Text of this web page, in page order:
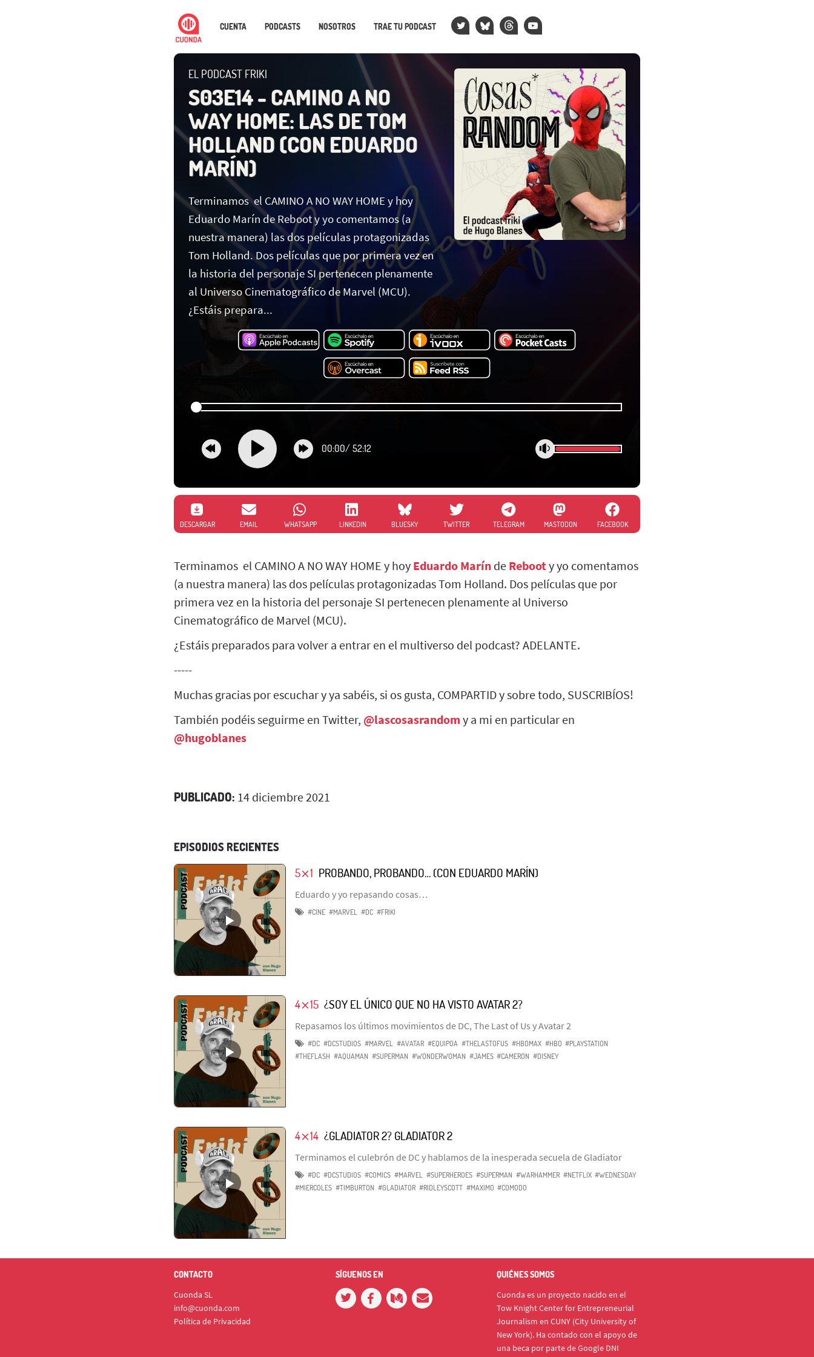
CUENTA PODCASTS NOSOTROS TRAE TU PODCAST
EL PODCAST FRIKI
S03E14 - CAMINO A NO
WAY HOME: LAS DE TOM
HOLLAND (CON EDUARDO
MARÍN)
Terminamos el CAMINO A NO WAY HOME y hoy
Eduardo Marín de Reboot y yo comentamos (a
nuestra manera) las dos películas protagonizadas
Tom Holland. Dos películas que por primera vez en
la historia del personaje SI pertenecen plenamente
al Universo Cinematográfico de Marvel (MCU).
¿Estáis prepara...
00:00/ 52:12
DESCARGAR EMAIL WHATSAPP LINKEDIN BLUESKY TWITTER TELEGRAM MASTODON FACEBOOK
Terminamos el CAMINO A NO WAY HOME y hoy Eduardo Marín de Reboot y yo comentamos
(a nuestra manera) las dos películas protagonizadas Tom Holland. Dos películas que por
primera vez en la historia del personaje SI pertenecen plenamente al Universo
Cinematográfico de Marvel (MCU).
¿Estáis preparados para volver a entrar en el multiverso del podcast? ADELANTE.
-----
Muchas gracias por escuchar y ya sabéis, si os gusta, COMPARTID y sobre todo, SUSCRIBÍOS!
También podéis seguirme en Twitter, @lascosasrandom y a mi en particular en
@hugoblanes
PUBLICADO: 14 diciembre 2021
EPISODIOS RECIENTES
5⨯1 PROBANDO, PROBANDO… (CON EDUARDO MARÍN)
Eduardo y yo repasando cosas…
#CINE #MARVEL #DC #FRIKI
4⨯15 ¿SOY EL ÚNICO QUE NO HA VISTO AVATAR 2?
Repasamos los últimos movimientos de DC, The Last of Us y Avatar 2
#DC #DCSTUDIOS #MARVEL #AVATAR #EQUIPOA #THELASTOFUS #HBOMAX #HBO #PLAYSTATION
#THEFLASH #AQUAMAN #SUPERMAN #WONDERWOMAN #JAMES #CAMERON #DISNEY
4⨯14 ¿GLADIATOR 2? GLADIATOR 2
Terminamos el culebrón de DC y hablamos de la inesperada secuela de Gladiator
#DC #DCSTUDIOS #COMICS #MARVEL #SUPERHEROES #SUPERMAN #WARHAMMER #NETFLIX #WEDNESDAY
#MIERCOLES #TIMBURTON #GLADIATOR #RIDLEYSCOTT #MAXIMO #COMODO
CONTACTO
Cuonda SL
info@cuonda.com
Política de Privacidad
SÍGUENOS EN QUIÉNES SOMOS
Cuonda es un proyecto nacido en el
Tow Knight Center for Entrepreneurial
Journalism en CUNY (City University of
New York). Ha contado con el apoyo de
una beca por parte de Google DNI